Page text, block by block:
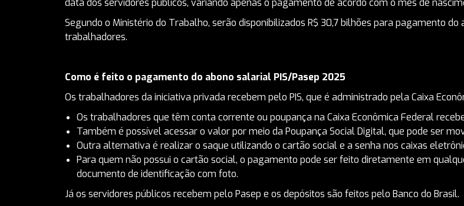
data dos servidores públicos, variando apenas o pagamento de acordo com o mês de
Segundo o Ministério do Trabalho, serão disponibilizados R$ 30,7 bilhões para pagamento
trabalhadores.
Como é feito o pagamento do abono salarial PIS/Pasep 2025
Os trabalhadores da iniciativa privada recebem pelo PIS, que é administrado pela Caixa
Os trabalhadores que têm conta corrente ou poupança na Caixa Econômica Federal
Também é possível acessar o valor por meio da Poupança Social Digital, que pode ser
Outra alternativa é realizar o saque utilizando o cartão social e a senha nos caixas
Para quem não possui o cartão social, o pagamento pode ser feito diretamente em
documento de identificação com foto.
Já os servidores públicos recebem pelo Pasep e os depósitos são feitos pelo Banco do Brasil.